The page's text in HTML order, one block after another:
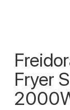
Fryer